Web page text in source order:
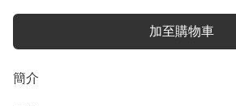
加至購物車
簡介